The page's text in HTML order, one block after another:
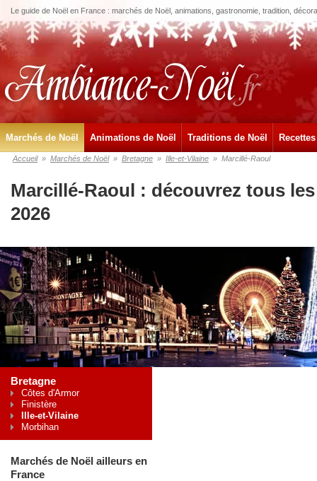
Le guide de Noël en France : marchés de Noël, animations, gastronomie, tradition,
Marchés de Noël Animations de Noël Traditions de Noël
Accueil » Marchés de Noël » Bretagne » Ille-et-Vilaine » Marcillé-Raoul
Marcillé-Raoul : découvrez tous
2026
Bretagne
Côtes d'Armor
Finistère
Ille-et-Vilaine
Morbihan
Marchés de Noël ailleurs en
France